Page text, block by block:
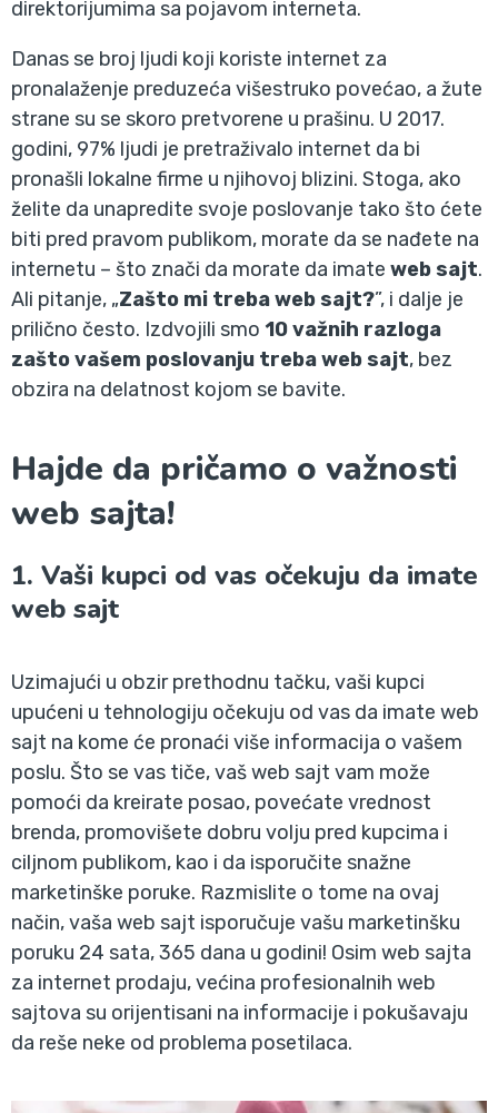
direktorijumima sa pojavom interneta.
Danas se broj ljudi koji koriste internet za
pronalaženje preduzeća višestruko povećao, a žute
strane su se skoro pretvorene u prašinu. U 2017.
godini, 97% ljudi je pretraživalo internet da bi
pronašli lokalne firme u njihovoj blizini. Stoga, ako
želite da unapredite svoje poslovanje tako što ćete
biti pred pravom publikom, morate da se nađete na
internetu – što znači da morate da imate web sajt.
Ali pitanje, „Zašto mi treba web sajt?”, i dalje je
prilično često. Izdvojili smo 10 važnih razloga
zašto vašem poslovanju treba web sajt, bez
obzira na delatnost kojom se bavite.
Hajde da pričamo o važnosti
web sajta!
1. Vaši kupci od vas očekuju da imate
web sajt
Uzimajući u obzir prethodnu tačku, vaši kupci
upućeni u tehnologiju očekuju od vas da imate web
sajt na kome će pronaći više informacija o vašem
poslu. Što se vas tiče, vaš web sajt vam može
pomoći da kreirate posao, povećate vrednost
brenda, promovišete dobru volju pred kupcima i
ciljnom publikom, kao i da isporučite snažne
marketinške poruke. Razmislite o tome na ovaj
način, vaša web sajt isporučuje vašu marketinšku
poruku 24 sata, 365 dana u godini! Osim web sajta
za internet prodaju, većina profesionalnih web
sajtova su orijentisani na informacije i pokušavaju
da reše neke od problema posetilaca.